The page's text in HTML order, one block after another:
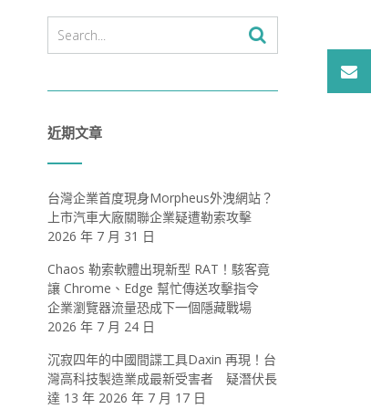
近期文章
台灣企業首度現身Morpheus外洩網站？
上市汽車大廠關聯企業疑遭勒索攻擊
2026 年 7 月 31 日
Chaos 勒索軟體出現新型 RAT！駭客竟
讓 Chrome、Edge 幫忙傳送攻擊指令
企業瀏覽器流量恐成下一個隱藏戰場
2026 年 7 月 24 日
沉寂四年的中國間諜工具Daxin 再現！台
灣高科技製造業成最新受害者 疑潛伏長
達 13 年 2026 年 7 月 17 日